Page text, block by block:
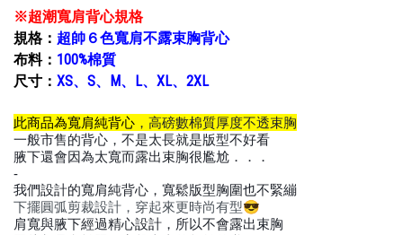
※超潮寬肩背心規格
規格： 超帥６色寬肩不露束胸背心
布料： 100%棉質
尺寸： XS、S、M、L、XL、2XL
此商品為寬肩純背心 ，高磅數棉質厚度不透束胸
一般市售的背心，不是太長就是版型不好看
腋下還會因為太寬而露出束胸很尷尬．．．
-
我們設計的寬肩純背心，寬鬆版型胸圍也不緊繃
下擺圓弧剪裁設計，穿起來更時尚有型😎
肩寬與腋下經過精心設計，所以不會露出束胸